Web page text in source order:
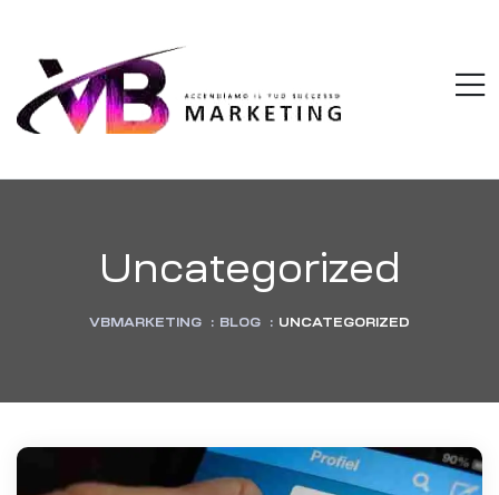
Uncategorized
VBMARKETING : BLOG : UNCATEGORIZED